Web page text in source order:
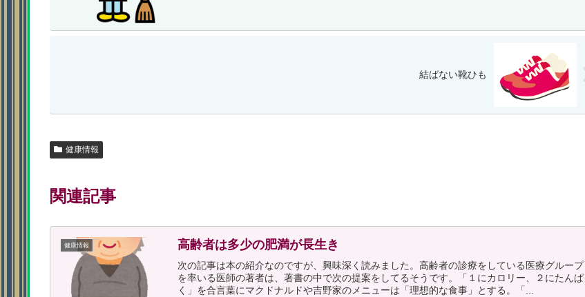
結ばない靴ひも
健康情報
関連記事
健康情報 高齢者は多少の肥満が長生き
次の記事は本の紹介なのですが、興味深く読みました。高齢者の診療をしている医療グループ
を率いる医師の著者は、著書の中で次の提案をしてるそうです。「１にカロリー、２にたんぱ
く」を合言葉にマクドナルドや吉野家のメニューは「理想的な食事」とする。「...